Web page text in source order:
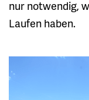
nur notwendig,
Laufen haben.